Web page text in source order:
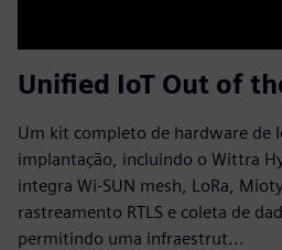
Unified IoT Out of
Um kit completo de hardware de
implantação, incluindo o Wittra
integra Wi-SUN mesh, LoRa,
rastreamento RTLS e coleta de
permitindo uma infraestrut...